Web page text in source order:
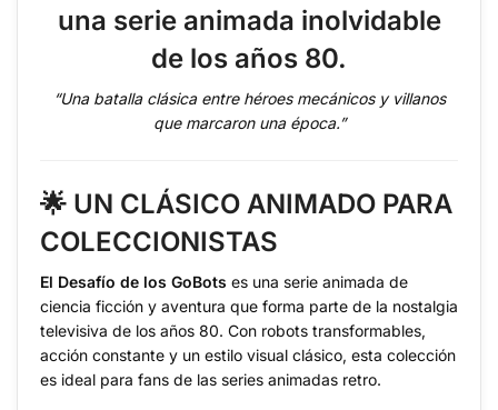
una serie animada inolvidable
de los años 80.
“Una batalla clásica entre héroes mecánicos y villanos
que marcaron una época.”
🌟 UN CLÁSICO ANIMADO PARA
COLECCIONISTAS
El Desafío de los GoBots es una serie animada de
ciencia ficción y aventura que forma parte de la nostalgia
televisiva de los años 80. Con robots transformables,
acción constante y un estilo visual clásico, esta colección
es ideal para fans de las series animadas retro.